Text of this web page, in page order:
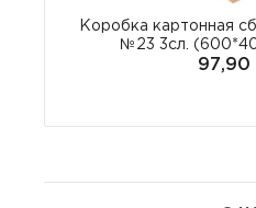
Коробка картонная
№23 3сл.
97,90